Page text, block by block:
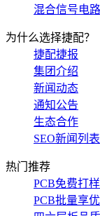
混合信号电
为什么选择捷配？
捷配捷报
集团介绍
新闻动态
通知公告
生态合作
SEO新闻列表
热门推荐
PCB免费打样
PCB批量享